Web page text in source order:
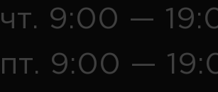
чт. 9:00 —
пт. 9:00 —